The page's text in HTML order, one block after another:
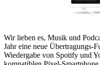
Wir lieben es, Musik und
Jahr eine neue Übertragungs-
Wiedergabe von Spotify und